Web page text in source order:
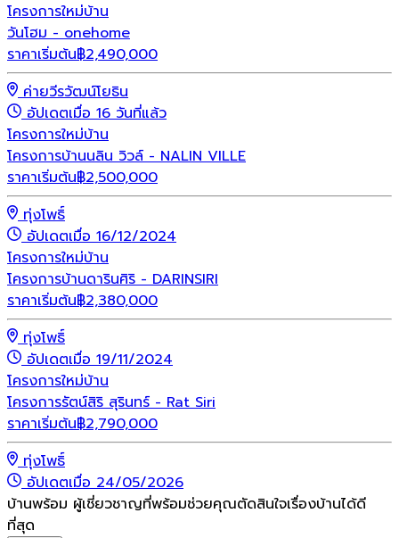
โครงการใหม่บ้าน
วันโฮม - onehome
ราคาเริ่มต้น฿2,490,000
ค่ายวีรวัฒน์โยธิน
อัปเดตเมื่อ 16 วันที่แล้ว
โครงการใหม่บ้าน
โครงการบ้านนลิน วิวล์ - NALIN VILLE
ราคาเริ่มต้น฿2,500,000
ทุ่งโพธิ์
อัปเดตเมื่อ 16/12/2024
โครงการใหม่บ้าน
โครงการบ้านดารินศิริ - DARINSIRI
ราคาเริ่มต้น฿2,380,000
ทุ่งโพธิ์
อัปเดตเมื่อ 19/11/2024
โครงการใหม่บ้าน
โครงการรัตน์สิริ สุรินทร์ - Rat Siri
ราคาเริ่มต้น฿2,790,000
ทุ่งโพธิ์
อัปเดตเมื่อ 24/05/2026
บ้านพร้อม ผู้เชี่ยวชาญที่พร้อมช่วยคุณตัดสินใจเรื่องบ้านได้ดี
ที่สุด